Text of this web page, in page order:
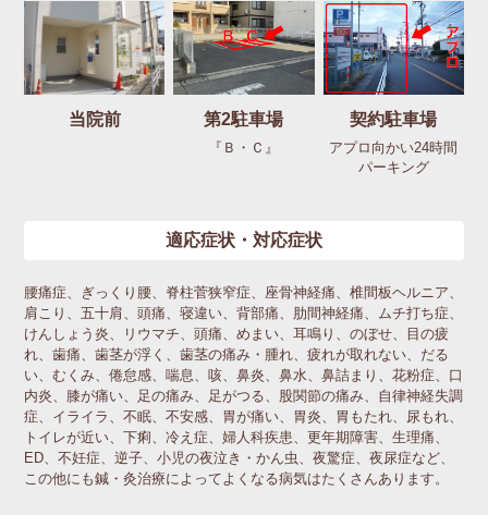
当院前 第2駐車場
『Ｂ・Ｃ』
契約駐車場
アプロ向かい24時間
パーキング
適応症状・対応症状
腰痛症、ぎっくり腰、脊柱菅狭窄症、座骨神経痛、椎間板ヘルニア、
肩こり、五十肩、頭痛、寝違い、背部痛、肋間神経痛、ムチ打ち症、
けんしょう炎、リウマチ、頭痛、めまい、耳鳴り、のぼせ、目の疲
れ、歯痛、歯茎が浮く、歯茎の痛み・腫れ、疲れが取れない、だる
い、むくみ、倦怠感、喘息、咳、鼻炎、鼻水、鼻詰まり、花粉症、口
内炎、膝が痛い、足の痛み、足がつる、股関節の痛み、自律神経失調
症、イライラ、不眠、不安感、胃が痛い、胃炎、胃もたれ、尿もれ、
トイレが近い、下痢、冷え症、婦人科疾患、更年期障害、生理痛、
ED、不妊症、逆子、小児の夜泣き・かん虫、夜驚症、夜尿症など、
この他にも鍼・灸治療によってよくなる病気はたくさんあります。